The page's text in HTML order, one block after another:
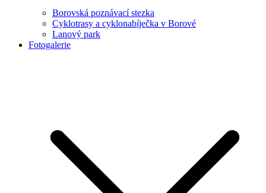
Borovská poznávací stezka
Cyklotrasy a cyklonabíječka v Borové
Lanový park
Fotogalerie